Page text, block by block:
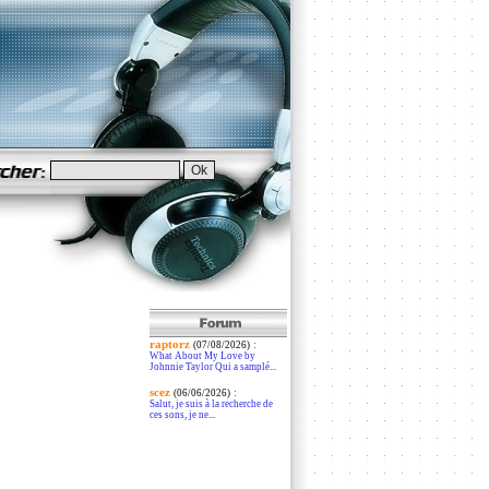
raptorz (07/08/2026):
What About My Love by
Johnnie Taylor Qui a samplé...
scez (06/06/2026):
Salut, je suis à la recherche de
ces sons, je ne...